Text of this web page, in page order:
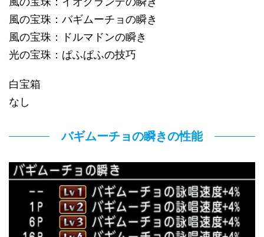
風の宝珠：バギムーチョの瞬き
風の宝珠：ドルマドンの瞬き
光の宝珠：ぱふぱふの技巧
白宝箱
なし
バギムーチョの瞬きの性能